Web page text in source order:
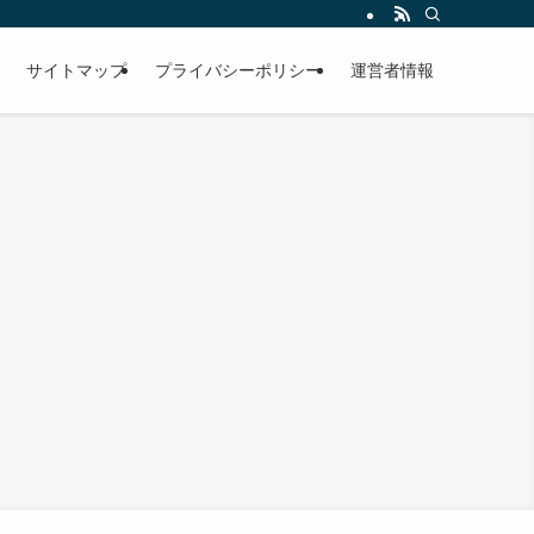
サイトマップ プライバシーポリシー 運営者情報